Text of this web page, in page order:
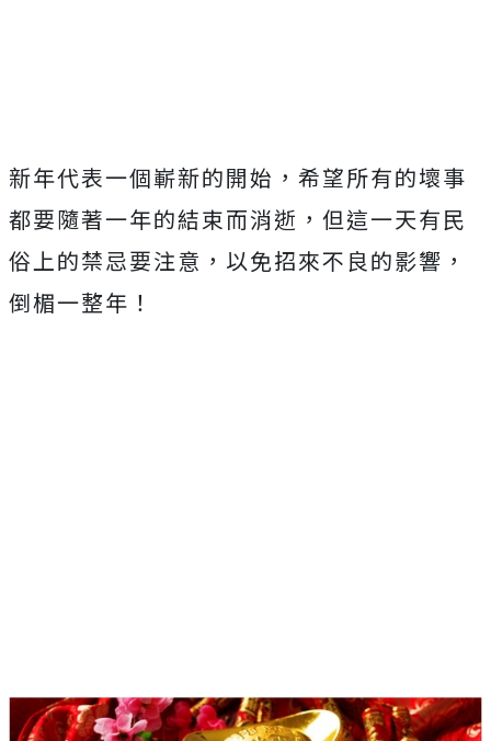
新年代表一個嶄新的開始，希望所有的壞事
都要隨著一年的結束而消逝，但這一天有民
俗上的禁忌要注意，以免招來不良的影響，
倒楣一整年！